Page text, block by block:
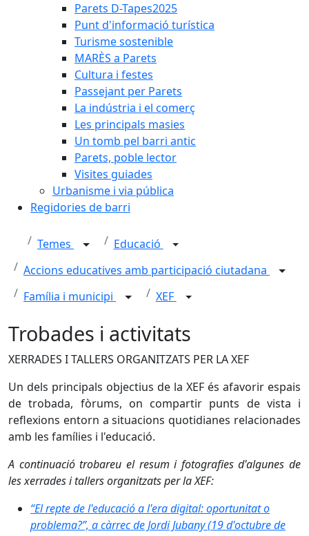
Parets D-Tapes2025
Punt d'informació turística
Turisme sostenible
MARÈS a Parets
Cultura i festes
Passejant per Parets
La indústria i el comerç
Les principals masies
Un tomb pel barri antic
Parets, poble lector
Visites guiades
Urbanisme i via pública
Regidories de barri
Temes
Educació
Accions educatives amb participació ciutadana
Família i municipi
XEF
Trobades i activitats
XERRADES I TALLERS ORGANITZATS PER LA XEF
Un dels principals objectius de la XEF és afavorir espais
de trobada, fòrums, on compartir punts de vista i
reflexions entorn a situacions quotidianes relacionades
amb les famílies i l'educació.
A continuació trobareu el resum i fotografies d'algunes de
les xerrades i tallers organitzats per la XEF:
“El repte de l'educació a l'era digital: oportunitat o
problema?”, a càrrec de Jordi Jubany (19 d'octubre de